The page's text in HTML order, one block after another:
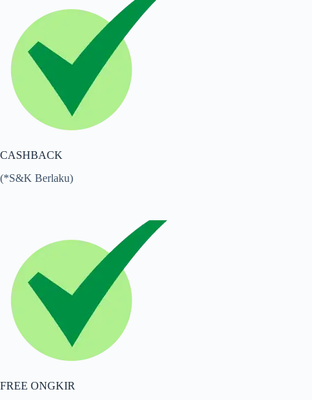
CASHBACK
(*S&K Berlaku)
FREE ONGKIR